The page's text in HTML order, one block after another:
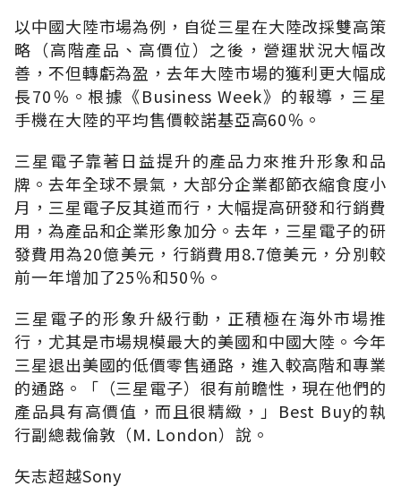
以中國大陸市場為例，自從三星在大陸改採雙高策
略（高階產品、高價位）之後，營運狀況大幅改
善，不但轉虧為盈，去年大陸市場的獲利更大幅成
長70％。根據《Business Week》的報導，三星
手機在大陸的平均售價較諾基亞高60％。
三星電子靠著日益提升的產品力來推升形象和品
牌。去年全球不景氣，大部分企業都節衣縮食度小
月，三星電子反其道而行，大幅提高研發和行銷費
用，為產品和企業形象加分。去年，三星電子的研
發費用為20億美元，行銷費用8.7億美元，分別較
前一年增加了25％和50％。
三星電子的形象升級行動，正積極在海外市場推
行，尤其是市場規模最大的美國和中國大陸。今年
三星退出美國的低價零售通路，進入較高階和專業
的通路。「（三星電子）很有前瞻性，現在他們的
產品具有高價值，而且很精緻，」Best Buy的執
行副總裁倫敦（M. London）說。
矢志超越Sony